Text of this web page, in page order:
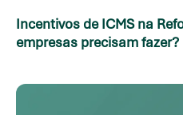
Incentivos de ICMS na
empresas precisam fazer?